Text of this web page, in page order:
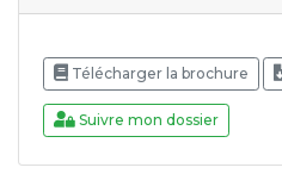
Télécharger la brochure
Suivre mon dossier